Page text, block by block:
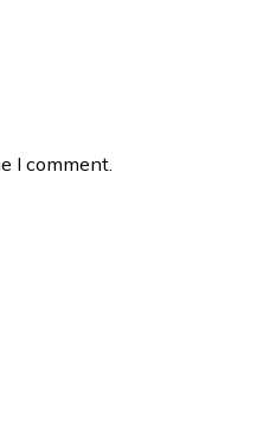
I comment.